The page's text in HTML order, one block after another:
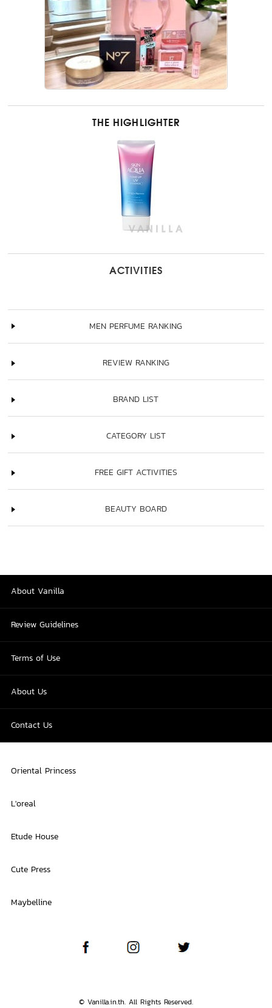
THE HIGHLIGHTER
ACTIVITIES
MEN PERFUME RANKING
REVIEW RANKING
BRAND LIST
CATEGORY LIST
FREE GIFT ACTIVITIES
BEAUTY BOARD
About Vanilla
Review Guidelines
Terms of Use
About Us
Contact Us
Oriental Princess
L'oreal
Etude House
Cute Press
Maybelline
© Vanilla.in.th. All Rights Reserved.